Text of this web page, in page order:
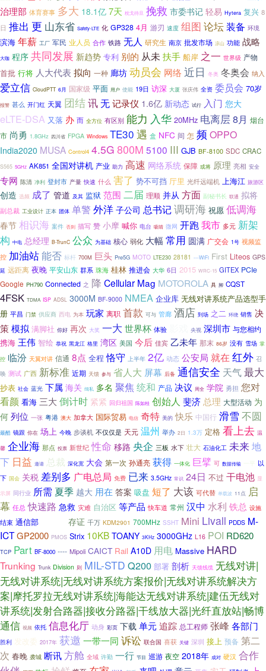
治理部 体育赛事 多大 18.1亿 7天 枕戈待旦 挽救 市委书记 轻易 Hytera 复兴 8
日 推出 更 山东省 Safety-LTE 化 GP328 4月 游刃 速度 组图 论坛装备 环境
滨海 年薪 工厂 军民 业人员 合作 铁路 无人 研究生 南京 批发市场 凉山 功能 战略
大咖 程序 共同发展 新趋势 专利 别的 从未 扶手 船岸 之一 世界级 产物
首批 行将 人大代表 拟向 一种 廊坊动员会 网络 近日 冬奥 冬奥会 纳入
爱立信 CloudPTT 6月 国家级 平面 用户 使能 19日 访深 大厦 张庆伟 全资 委员会 70岁
报警 甚么 开门红 天翼 团结讯无记录仪 1.6亿 新动态 试行 入门 您大
eLTE-DSA 又落 办 而 全方位 有区别 能力 入华 20MHz 电离层8月 烟台
市 尚勇 1.8GHz 四川省 FPGA Windows TE30 遇 盒 NFC 间 怎 频 OPPO
India2020 MUSA Control4 4.5G 800M 5100 III GJB BF-8100 SDC CRAC
S565 5GHz AK851 全国对讲机 产业 助力 高速 网络系统 保障 或将 原理 亮相 安全
专网 陈清 净利 登封市 产量 快速 什么 害了 势不可挡 厅里 光纤远端机 上海江 旅游区
创造 选频 成了 管道 及其 监狱 范围 二届 理顺 并从 方面 副秘书长 联通 拟将
副总裁 工业设计 正本 团体 单警 外洋 子公司 总书记调研海 祝愿 低调海
春节 相识海 案件 否则 描写 赞 小摩 喊你 电台 吸睛 微网 开跑我市 多元 新架
构 中电 总经理 B-TrunC 公众 为基础 核心 弱化 大幅 常用 圆满 广交会 1号 视频监
控 加油站能否 标杆 700M 巨头 Pre5G MOTO LTE230 28181 ---WiFi First Liteos GPS
延 远距离 夜晚 平安山东 群系 珠海 桂林 推进会 大华 6日 2015 WRC-15 GITEX PCIe
Google PH790 Connected 之 降 Cellular Mag MOTOROLA 具 脚 CQST
4FSK TDMA ISP ADSL 3000M BF-9000 NMEA 企业库 无线对讲系统产品选型手
册 平昌 门禁 供应商 西电 为本 玩家 离职 首款 可与 管廊 酒店 到场 之二 环绕 销售 决
策模拟 满脚社 你好 再次 大奖 一大 世界杯 体验 央视 深圳市 与您相约
携海 王伟 智绘 恭祝 黑龙江 格里 湾区 美国 今后 佳宾 乙未年 那末 86岁 没有 雪场 掌
控 临汾 天翼对讲 信通 8点 全程 恪守 上半年 2亿 动态 公安局 就在 红外 召
唤 测试 广西 新标准 近期 天馈 参与 省人大 屏幕 后备 通信安全 天气最大
抄表 社会 蓝光 下属 海关 缉私 多名 聚焦 统和 产品 决议 周全 学院 勇担 您对
看颜 看海 三大 倒计时 紧紧 回归祖国 陈如桂 创始人 斐济 总理 大型活动 为
何 列位 一张 粤港 澳大 加拿大 国际贸易 电信 奇特 美的 快乐 中国行 滑雪 不圆
最酷 镜跟 你在 场上 今晚 步谈机 不仅仅是 天元 温州 举办 2日 1.3万 定格 看上去 温
馨 企业海 那点 投票 新世纪 性命 移路 央企 三板 水下 壮大 石油化工 未来地
下 日益 邀请 总裁 深化宽 大会 第一次 孙通亮 获得 一体化 巨擘 可 数据传输
以
下 国会 关税 差别多 广电总局 免费 已来 3.5GHz 常识 24日 不过 干电池 显
示屏 同行业 所需 夏季 越大 用在 答案 吸盘 短了 大该 可代替 单载波 11点 启
幕 任总 快速路 急救 灾难 自治区 等产品 快车道 常州 汉中 水利 铁总 设施
结束 通信部 存证 千万 KDM2901 700MHz SSHT Mini Livall PDDS M-
ICTGP2000 PMOS Strix 10KB TOANY 3KHz 3000GHz L16 POI RD620
TCP Part BF-8000 ---- Mipoli CAICT Rail A10D 用电 Massive HARD
Trunking Trunk Division 则 MIL-STD Q200 部署 剖析 天馈线缆 无线对讲|
无线对讲系统|无线对讲系统方案报价|无线对讲系统解决方
案|摩托罗拉无线对讲系统|海能达无线对讲系统|建伍无线对
讲系统|发射合路器|接收分路器|干线放大器|光纤直放站|畅博
通信 视频 依托 信息化厅 动身 彩页 下载 单元追踪 总工程师 张峰 各部门
胜利 发改委 2017年 获邀 一带一同 诉讼 联合国 喜获 关键 深圳 接上 预备 第二
次 春晚 袭城 断讯方舱 全域 许勤 一行 节目 巡游 夜空 2018年 成对 硬汉 合作